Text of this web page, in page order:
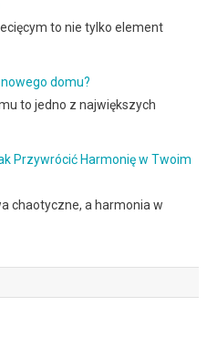
to nie tylko element
domu?
to jedno z największych
Przywrócić Harmonię w Twoim
chaotyczne, a harmonia w